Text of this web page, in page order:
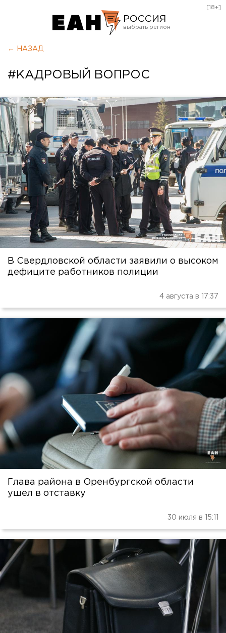
РОССИЯ
Курган
Оренбург
[18+]
← НАЗАД
#КАДРОВЫЙ ВОПРОС
В Свердловской области заявили о высоком
дефиците работников полиции
4 августа в 17:37
Глава района в Оренбургской области
ушел в отставку
30 июля в 15:11